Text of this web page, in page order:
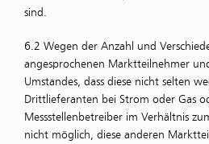
sind.
6.2 Wegen der Anzahl und
angesprochenen Marktteilnehmer
Umstandes, dass diese nicht selten
Drittlieferanten bei Strom oder Gas
Messstellenbetreiber im Verhältnis
nicht möglich, diese anderen